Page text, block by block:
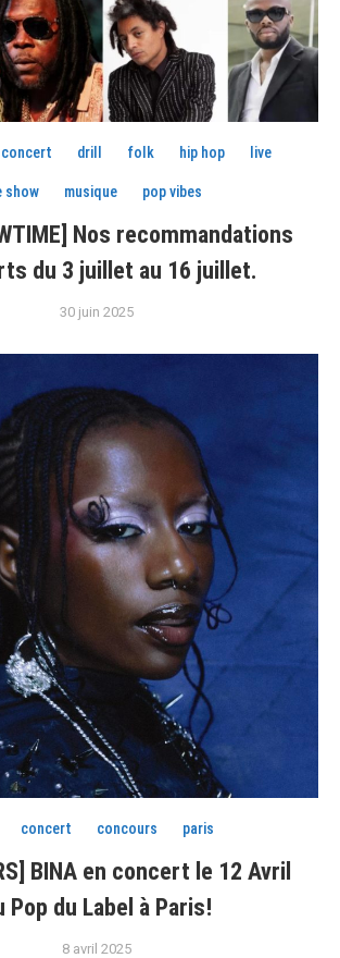
concert drill folk hip hop live
show musique pop vibes
Nos recommandations
du 3 juillet au 16 juillet.
30 juin 2025
concert concours paris
BINA en concert le 12 Avril
Pop du Label à Paris!
8 avril 2025